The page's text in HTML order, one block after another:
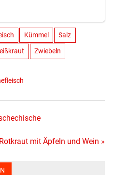
Kümmel Salz
Zwiebeln
Rotkraut mit Äpfeln und Wein »